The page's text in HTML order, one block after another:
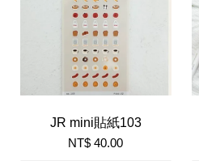
JR mini貼紙103
NT$ 40.00